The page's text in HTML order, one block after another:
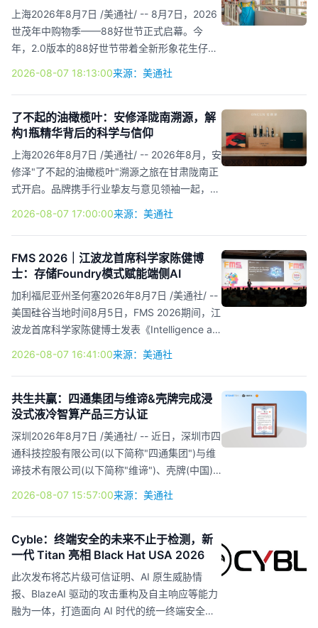
NDA 主要基于AP301已在中国完成的关键 III 期
临床试验 RESPOND-1的结果及其他累积临床资
料。 作为一款以纤维-铁为基础的新一代口服磷
咀嚼，在...
上海2026年8月7日 /美通社/ -- 8月7日，2026
世茂年中购物季——88好世节正式启幕。今
年，2.0版本的88好世节带着全新形象花生仔亮
主题，在全国多个城市推出联名快闪、主题打卡
装置、限定周边、互动体验以及专属购物福利，
让这个夏天，好玩好逛，充满甜蜜惊喜。 大白
兔×88好世节 上海世茂广场 大白兔遇见花生
仔，好"世"正在加载 本届88好世节，世茂商娱
携自有原创形象"花生仔"首度亮相，并与大白兔
合作定制联名形象：圆滚滚的暖米色身体，头戴
灵。"好仔好...
2026-08-07 18:13:00来源：美通社
了不起的油橄榄叶：安修泽陇南溯源，解
构1瓶精华背后的科学与信仰
上海2026年8月7日 /美通社/ -- 2026年8月，安
修泽"了不起的油橄榄叶"溯源之旅在甘肃陇南正
式开启。品牌携手行业挚友与意见领袖一起，深
浸式体验，探寻从1片油橄榄叶到安修泽油橄榄
系列产品背后的完整故事。 这不仅是安修泽对
产品源头的一次地理性追溯，更是其核心护肤哲
学 "一症一解" 的一次"田野论证" —— 将科学从
实验室拉回土地，在源头处重新审视问题成因、
精准干预与功效验证的闭环逻辑，去理解一瓶油
橄榄精华背后的一切！ 安修泽产品套组 大地之
2026-08-07 17:00:00来源：美通社
FMS 2026｜江波龙首席科学家陈健博
士：存储Foundry模式赋能端侧AI
加利福尼亚州圣何塞2026年8月7日 /美通社/ --
美国硅谷当地时间8月5日，FMS 2026期间，江
波龙首席科学家陈健博士发表《Intelligence at
Model》主题演讲，深度解读存储Foundry全栈
定制模式，并面向端侧AI场景，分享
HLCache™、iSA™+AISSD、AIDIMM™三大端侧
AI存储解决方案，直击当前端侧AI普遍存在
DRAM成本高、容量不足、带宽受限等行业痛
点，以全链路产业能力开辟端侧AI存储全新路
径。 专注存储产业：工程师文化是江波龙企业
创立以来深耕存储主业、围...
2026-08-07 16:41:00来源：美通社
共生共赢：四通集团与维谛&壳牌完成浸
没式液冷智算产品三方认证
深圳2026年8月7日 /美通社/ -- 近日，深圳市四
通科技控股有限公司(以下简称"四通集团")与维
谛技术有限公司(以下简称"维谛")、壳牌(中国)
方认证成果，并共同出具《产品可靠性互认证
明》。 三方认证证书实拍 本次认证基于四通
(STONETEK)G5208 PCIE5 iDLC浸没式智算服
务器与维谛(VERTIV) ICS025N21TP01 TANK以
及壳牌(SHELL)浸没式冷却液S3X构成的完整运
行环境，三方联合完成涵盖兼容性、稳定性、散
热效率及性能释放的系统性测试验证。 测试数
2026-08-07 15:57:00来源：美通社
Cyble：终端安全的未来不止于检测，新
一代 Titan 亮相 Black Hat USA 2026
此次发布将芯片级可信证明、AI 原生威胁情
报、BlazeAI 驱动的攻击重构及自主响应等能力
融为一体，打造面向 AI 时代的统一终端安全平